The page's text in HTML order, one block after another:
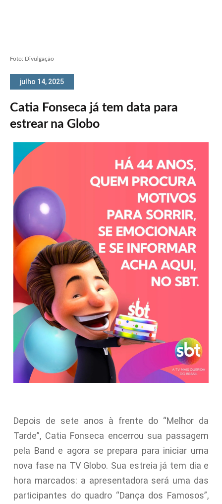
Foto: Divulgação
julho 14, 2025
Catia Fonseca já tem data para
estrear na Globo
Depois de sete anos à frente do “Melhor da
Tarde”, Catia Fonseca encerrou sua passagem
pela Band e agora se prepara para iniciar uma
nova fase na TV Globo. Sua estreia já tem dia e
hora marcados: a apresentadora será uma das
participantes do quadro “Dança dos Famosos”,